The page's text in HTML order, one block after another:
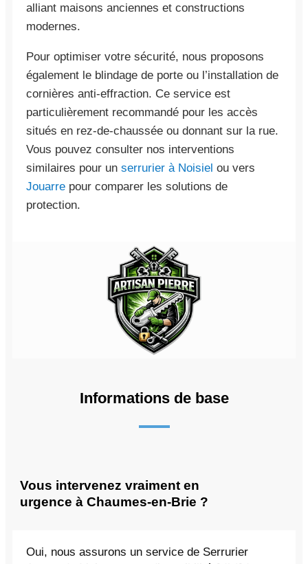
alliant maisons anciennes et constructions
modernes.
Pour optimiser votre sécurité, nous proposons
également le blindage de porte ou l’installation de
cornières anti-effraction. Ce service est
particulièrement recommandé pour les accès
situés en rez-de-chaussée ou donnant sur la rue.
Vous pouvez consulter nos interventions
similaires pour un serrurier à Noisiel ou vers
Jouarre pour comparer les solutions de
protection.
Informations de base
Vous intervenez vraiment en
urgence à Chaumes-en-Brie ?
Oui, nous assurons un service de Serrurier